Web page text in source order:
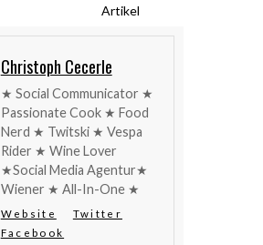
Artikel
Christoph Cecerle
★ Social Communicator ★
Passionate Cook ★ Food
Nerd ★ Twitski ★ Vespa
Rider ★ Wine Lover
★Social Media Agentur★
Wiener ★ All-In-One ★
Website
Twitter
Facebook